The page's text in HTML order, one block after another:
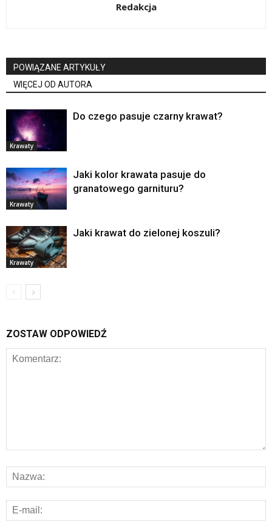
Redakcja
POWIĄZANE ARTYKUŁY
WIĘCEJ OD AUTORA
Krawaty
Do czego pasuje czarny krawat?
Krawaty
Jaki kolor krawata pasuje do
granatowego garnituru?
Krawaty
Jaki krawat do zielonej koszuli?
ZOSTAW ODPOWIEDŹ